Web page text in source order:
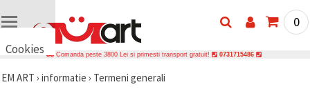
Cookies
vrem să vă
0
Comanda peste 3800 Lei si primesti transport gratuit! 0731715486
EM ART › informatie › Termeni generali